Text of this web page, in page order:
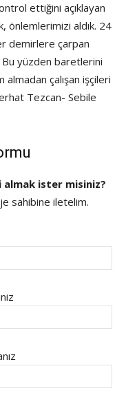
ettiğini açıklayan
önlemlerimizi aldık. 24
demirlere çarpan
Bu yüzden baretlerini
çalışan işçileri
Tezcan- Sebile
ister misiniz?
sahibine iletelim.